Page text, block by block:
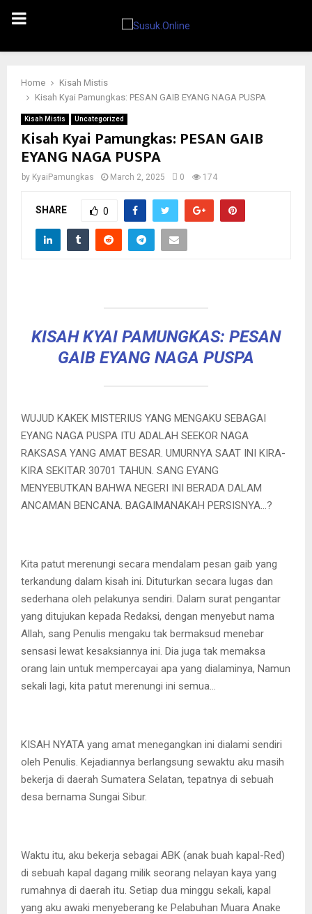
PRIMARY
MENU
Home
Kisah Mistis
Kisah Kyai Pamungkas: PESAN GAIB EYANG NAGA PUSPA
Kisah Mistis Uncategorized
Kisah Kyai Pamungkas: PESAN GAIB
EYANG NAGA PUSPA
by KyaiPamungkas March 2, 2025 0 174
SHARE 0
KISAH KYAI PAMUNGKAS: PESAN
GAIB EYANG NAGA PUSPA
WUJUD KAKEK MISTERIUS YANG MENGAKU SEBAGAI
EYANG NAGA PUSPA ITU ADALAH SEEKOR NAGA
RAKSASA YANG AMAT BESAR. UMURNYA SAAT INI KIRA-
KIRA SEKITAR 30701 TAHUN. SANG EYANG
MENYEBUTKAN BAHWA NEGERI INI BERADA DALAM
ANCAMAN BENCANA. BAGAIMANAKAH PERSISNYA…?
Kita patut merenungi secara mendalam pesan gaib yang
terkandung dalam kisah ini. Dituturkan secara lugas dan
sederhana oleh pelakunya sendiri. Dalam surat pengantar
yang ditujukan kepada Redaksi, dengan menyebut nama
Allah, sang Penulis mengaku tak bermaksud menebar
sensasi lewat kesaksiannya ini. Dia juga tak memaksa
orang lain untuk mempercayai apa yang dialaminya, Namun
sekali lagi, kita patut merenungi ini semua…
KISAH NYATA yang amat menegangkan ini dialami sendiri
oleh Penulis. Kejadiannya berlangsung sewaktu aku masih
bekerja di daerah Sumatera Selatan, tepatnya di sebuah
desa bernama Sungai Sibur.
Waktu itu, aku bekerja sebagai ABK (anak buah kapal-Red)
di sebuah kapal dagang milik seorang nelayan kaya yang
rumahnya di daerah itu. Setiap dua minggu sekali, kapal
yang aku awaki menyeberang ke Pelabuhan Muara Anake